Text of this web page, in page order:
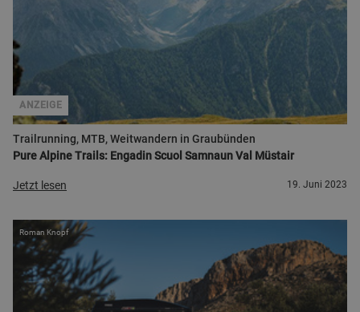
Trailrunning, MTB, Weitwandern in Graubünden
Pure Alpine Trails: Engadin Scuol Samnaun Val Müstair
ANZEIGE
Jetzt lesen 19. Juni 2023
Roman Knopf